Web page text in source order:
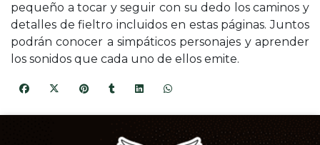
pequeño a tocar y seguir con su dedo los caminos y
detalles de fieltro incluidos en estas páginas. Juntos
podrán conocer a simpáticos personajes y aprender
los sonidos que cada uno de ellos emite.